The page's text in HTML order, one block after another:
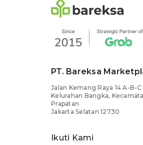
PT. Bareksa
Jalan Kemang Raya 14 A-B-C
Kelurahan Bangka,
Prapatan
Jakarta Selatan 12730
Ikuti Kami